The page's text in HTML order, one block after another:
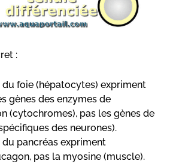
:
foie (hépatocytes) expriment
gènes des enzymes de
(cytochromes), pas les gènes de
des neurones).
pancréas expriment
pas la myosine (muscle).